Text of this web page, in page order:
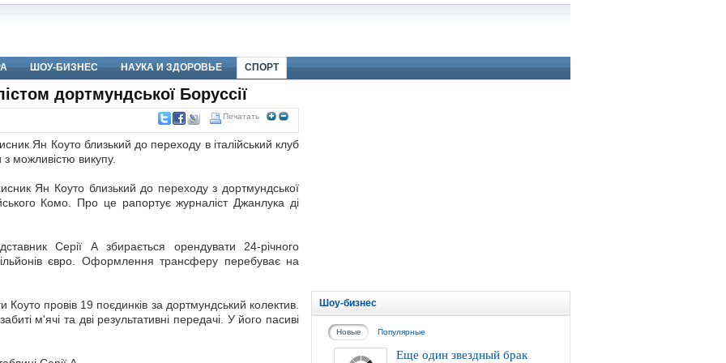
ШОУ-БИЗНЕС НАУКА И ЗДОРОВЬЕ СПОРТ
дортмундської Боруссії
Печатать
Ян Коуто близький до переходу в італійський клуб
можливістю викупу.
Ян Коуто близький до переходу з дортмундської
Комо. Про це рапортує журналіст Джанлука ді
Серії А збирається орендувати 24-річного
євро. Оформлення трансферу перебуває на
Коуто провів 19 поєдинків за дортмундський колектив.
м'ячі та дві результативні передачі. У його пасиві
Шоу-бизнес
Новые Популярные
Еще один звездный брак